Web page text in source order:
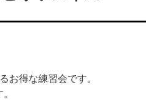
お得な練習会です。